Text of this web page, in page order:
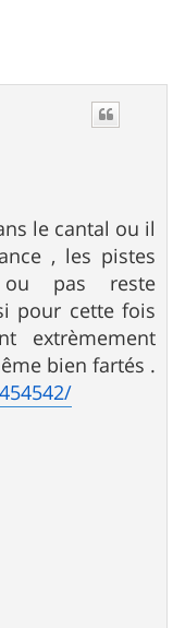
le cantal ou il
, les pistes
ou pas reste
pour cette fois
extrèmement
bien fartés .